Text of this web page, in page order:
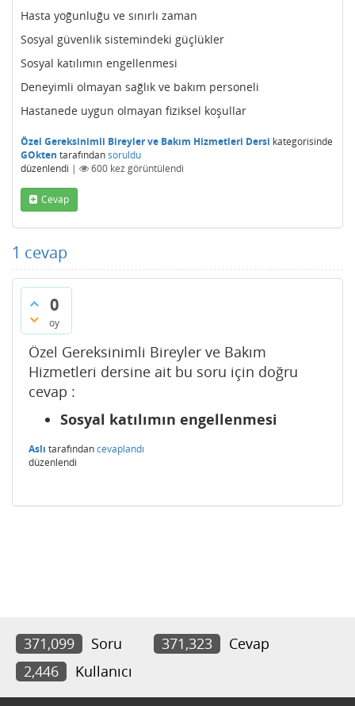
Hasta yoğunluğu ve sınırlı zaman
Sosyal güvenlik sistemindeki güçlükler
Sosyal katılımın engellenmesi
Deneyimli olmayan sağlık ve bakım personeli
Hastanede uygun olmayan fiziksel koşullar
Özel Gereksinimli Bireyler ve Bakım Hizmetleri Dersi kategorisinde
GOkten tarafındansoruldu
düzenlendi | 600 kez görüntülendi
Cevap
1 cevap
0
oy
Özel Gereksinimli Bireyler ve Bakım
Hizmetleri dersine ait bu soru için doğru
cevap :
Sosyal katılımın engellenmesi
Aslı tarafındancevaplandı
düzenlendi
371,099 Soru 371,323
Cevap
2,446
Kullanıcı